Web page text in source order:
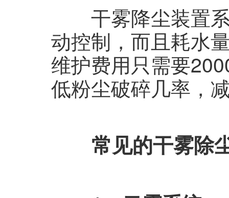
干雾降尘装置系
动控制，而且耗水
维护费用只需要
低粉尘破碎几率，
常见的干雾除